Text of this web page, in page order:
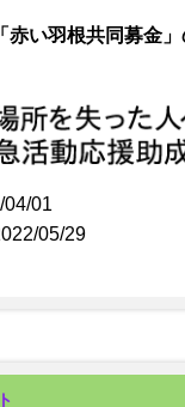
赤い羽根共同募金
04/01
05/29